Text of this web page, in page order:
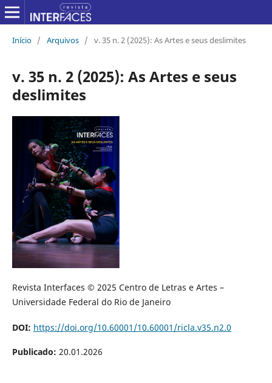
Início / Arquivos / v. 35 n. 2 (2025): As Artes e seus deslimites
v. 35 n. 2 (2025): As Artes e seus
deslimites
Revista Interfaces © 2025 Centro de Letras e Artes –
Universidade Federal do Rio de Janeiro
DOI: https://doi.org/10.60001/10.60001/ricla.v35.n2.0
Publicado: 20.01.2026